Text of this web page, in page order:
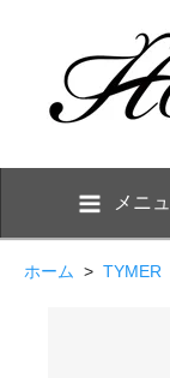
メニ
ホーム > TYMER